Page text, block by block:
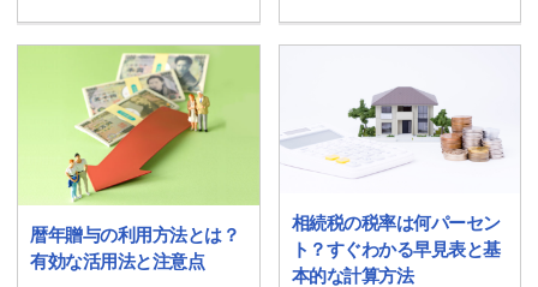
暦年贈与の利用方法とは？
有効な活用法と注意点
相続税の税率は何パーセン
ト？すぐわかる早見表と基
本的な計算方法